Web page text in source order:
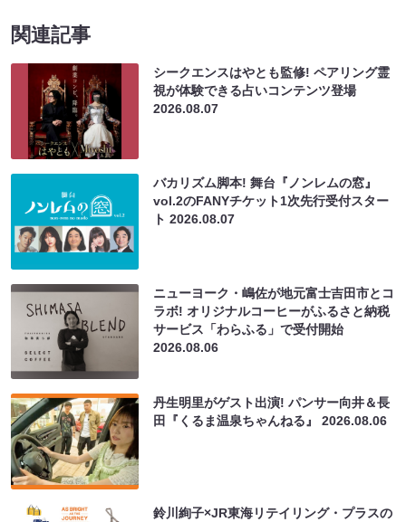
関連記事
シークエンスはやとも監修! ペアリング霊
視が体験できる占いコンテンツ登場
2026.08.07
バカリズム脚本! 舞台『ノンレムの窓』
vol.2のFANYチケット1次先行受付スター
ト2026.08.07
ニューヨーク・嶋佐が地元富士吉田市とコ
ラボ! オリジナルコーヒーがふるさと納税
サービス「わらふる」で受付開始
2026.08.06
丹生明里がゲスト出演! パンサー向井＆長
田『くるま温泉ちゃんねる』2026.08.06
鈴川絢子×JR東海リテイリング・プラスの